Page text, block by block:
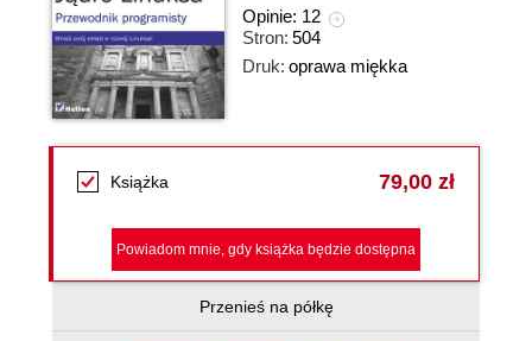
Opinie: 12
Stron: 504
Druk: oprawa miękka
Książka 79,00 zł
Powiadom mnie, gdy książka będzie dostępna
Przenieś na półkę